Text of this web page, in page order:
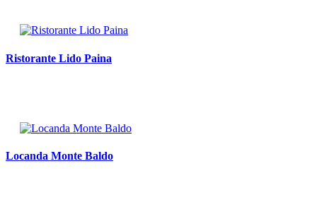
Ristorante Lido Paina
Locanda Monte Baldo